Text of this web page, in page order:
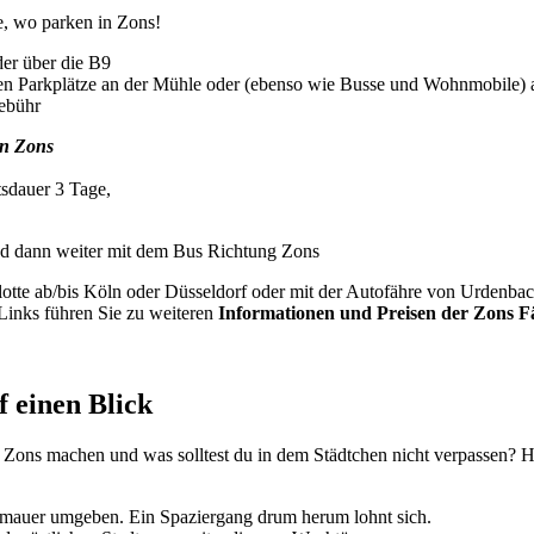
wo parken in Zons!
über die B9
an der Mühle oder (ebenso wie Busse und Wohnmobile)
Zons
3 Tage,
dann weiter mit dem Bus Richtung Zons
ab/bis Köln oder Düsseldorf oder mit der Autofähre von
führen Sie zu weiteren Informationen und Preisen der Zons
einen Blick
machen und was solltest du in dem Städtchen nicht verpassen?
umgeben. Ein Spaziergang drum herum lohnt sich.